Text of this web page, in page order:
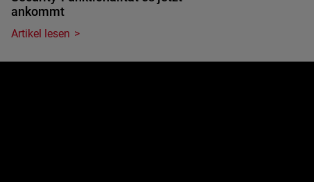
ankommt
Artikel lesen